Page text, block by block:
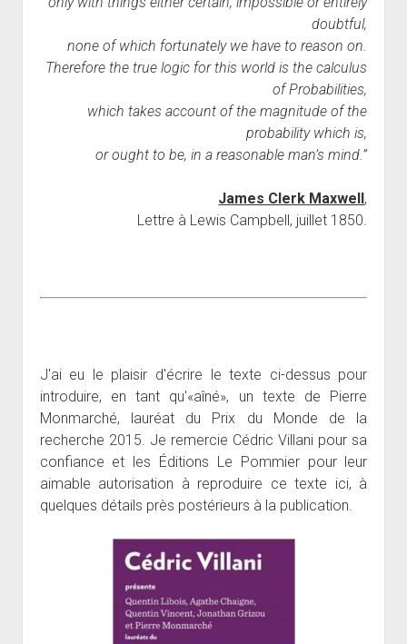
doubtful,
none of which fortunately we have to reason on.
Therefore the true logic for this world is the calculus
of Probabilities,
which takes account of the magnitude of the
probability which is,
or ought to be, in a reasonable man’s mind.”
James Clerk Maxwell ,
Lettre à Lewis Campbell, juillet 1850.
J'ai eu le plaisir d'écrire le texte ci-dessus pour
introduire, en tant qu'«aîné», un texte de Pierre
Monmarché, lauréat du Prix du Monde de la
recherche 2015. Je remercie Cédric Villani pour sa
confiance et les Éditions Le Pommier pour leur
aimable autorisation à reproduire ce texte ici, à
quelques détails près postérieurs à la publication.